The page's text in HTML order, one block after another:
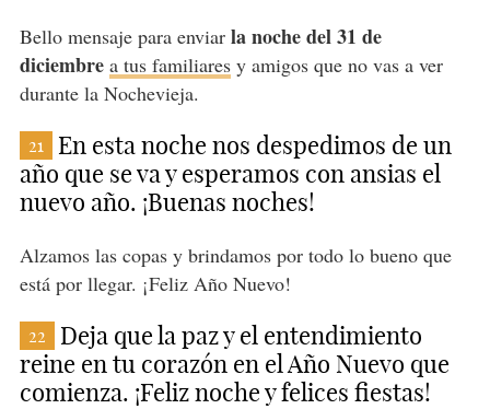
Bello mensaje para enviar la noche del 31 de
diciembre a tus familiaresy amigos que no vas a ver
durante la Nochevieja.
21
En esta noche nos despedimos de un
año que se va y esperamos con ansias el
nuevo año. ¡Buenas noches!
Alzamos las copas y brindamos por todo lo bueno que
está por llegar. ¡Feliz Año Nuevo!
22
Deja que la paz y el entendimiento
reine en tu corazón en el Año Nuevo que
comienza. ¡Feliz noche y felices fiestas!